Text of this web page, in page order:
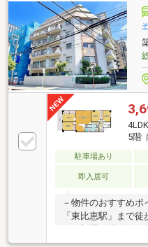
5階
駐車場あり
即入居可
－物件のおすすめ
「東比恵駅」まで
▼設備・食器洗浄乾